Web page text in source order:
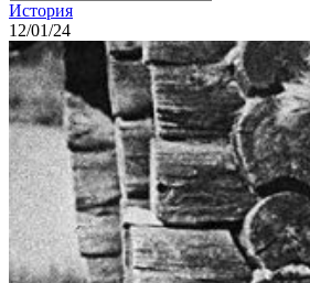
История
12/01/24